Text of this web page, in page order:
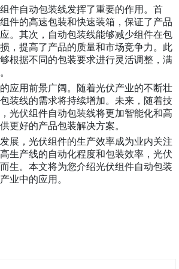
件自动包装线发挥了重要的作用。首
件的高速包装和快速装箱，保证了产品
。其次，自动包装线能够减少组件在包
，提高了产品的质量和市场竞争力。此
根据不同的包装要求进行灵活调整，满
应用前景广阔。随着光伏产业的不断壮
装线的需求将持续增加。未来，随着技
光伏组件自动包装线将更加智能化和高
更好的产品包装解决方案。
展，光伏组件的生产效率成为业内关注
生产线的自动化程度和包装效率，光伏
生。本文将为您介绍光伏组件自动包装
业中的应用。